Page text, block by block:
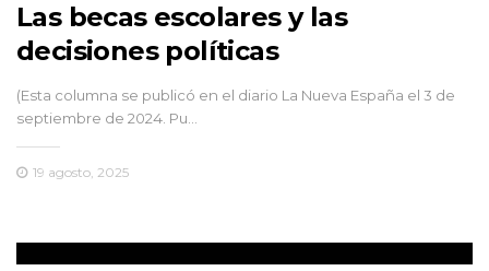
Las becas escolares y las
decisiones políticas
(Esta columna se publicó en el diario La Nueva España el 3 de
septiembre de 2024. Pu…
19 agosto, 2025